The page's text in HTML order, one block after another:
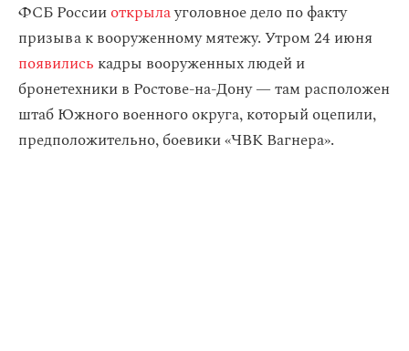
ФСБ Россииоткрылауголовное дело по факту
призыва к вооруженному мятежу. Утром 24 июня
появились кадры вооруженных людей и
бронетехники в Ростове-на-Дону — там расположен
штаб Южного военного округа, который оцепили,
предположительно, боевики «ЧВК Вагнера».